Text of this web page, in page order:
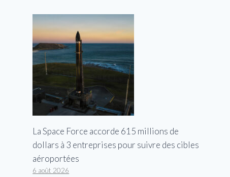
La Space Force accorde 615 millions de
dollars à 3 entreprises pour suivre des cibles
aéroportées
6 août 2026